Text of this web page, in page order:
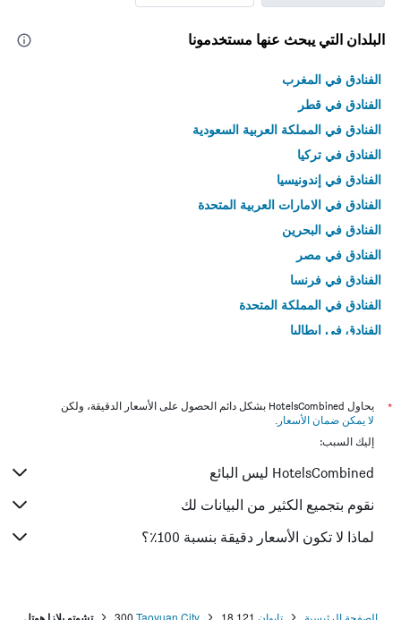
البلدان التي يبحث عنها مستخدمونا
الفنادق في المغرب
الفنادق في قطر
الفنادق في المملكة العربية السعودية
الفنادق في تركيا
الفنادق في إندونيسيا
الفنادق في الامارات العربية المتحدة
الفنادق في البحرين
الفنادق في مصر
الفنادق في فرنسا
الفنادق في المملكة المتحدة
الفنادق في إيطاليا
*
يحاول HotelsCombined بشكل دائم الحصول على الأسعار الدقيقة، ولكن
لا يمكن ضمان الأسعار .
إليك السبب:
HotelsCombined ليس البائع
نقوم بتجميع الكثير من البيانات لك
لماذا لا تكون الأسعار دقيقة بنسبة 100٪؟
الصفحة الرئيسية تايوان 18,121
Taoyuan City
300